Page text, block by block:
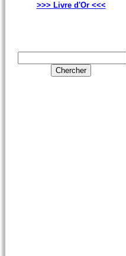
>>> Livre d'Or <<<